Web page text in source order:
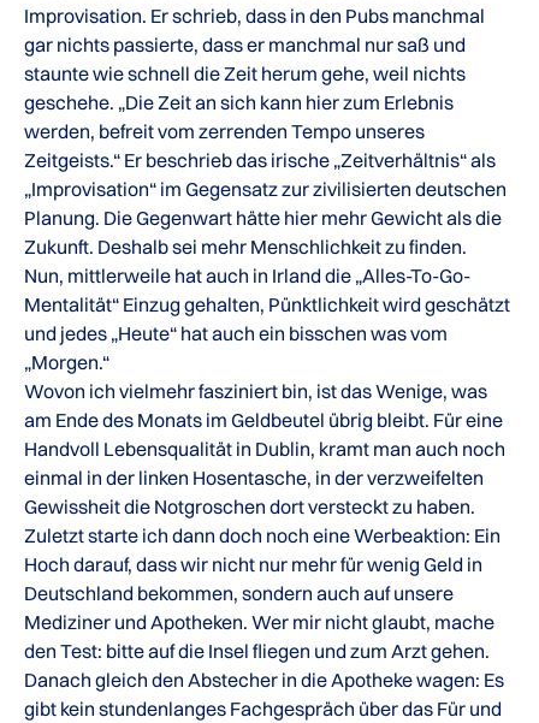
Improvisation. Er schrieb, dass in den Pubs manchmal
gar nichts passierte, dass er manchmal nur saß und
staunte wie schnell die Zeit herum gehe, weil nichts
geschehe. „Die Zeit an sich kann hier zum Erlebnis
werden, befreit vom zerrenden Tempo unseres
Zeitgeists.“ Er beschrieb das irische „Zeitverhältnis“ als
„Improvisation“ im Gegensatz zur zivilisierten deutschen
Planung. Die Gegenwart hätte hier mehr Gewicht als die
Zukunft. Deshalb sei mehr Menschlichkeit zu finden.
Nun, mittlerweile hat auch in Irland die „Alles-To-Go-
Mentalität“ Einzug gehalten, Pünktlichkeit wird geschätzt
und jedes „Heute“ hat auch ein bisschen was vom
„Morgen.“
Wovon ich vielmehr fasziniert bin, ist das Wenige, was
am Ende des Monats im Geldbeutel übrig bleibt. Für eine
Handvoll Lebensqualität in Dublin, kramt man auch noch
einmal in der linken Hosentasche, in der verzweifelten
Gewissheit die Notgroschen dort versteckt zu haben.
Zuletzt starte ich dann doch noch eine Werbeaktion: Ein
Hoch darauf, dass wir nicht nur mehr für wenig Geld in
Deutschland bekommen, sondern auch auf unsere
Mediziner und Apotheken. Wer mir nicht glaubt, mache
den Test: bitte auf die Insel fliegen und zum Arzt gehen.
Danach gleich den Abstecher in die Apotheke wagen: Es
gibt kein stundenlanges Fachgespräch über das Für und